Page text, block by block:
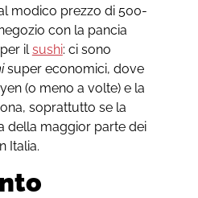
modico prezzo di 500-
con la pancia
il sushi: ci sono
super economici, dove
(o meno a volte) e la
soprattutto se la
della maggior parte dei
Italia.